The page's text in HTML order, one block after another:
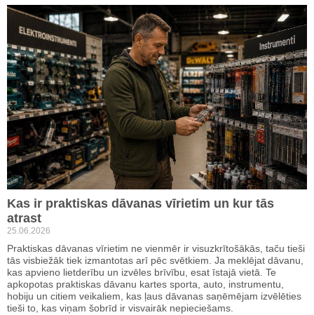
Kas ir praktiskas dāvanas vīrietim un kur tās
atrast
25.06.2026
Praktiskas dāvanas vīrietim ne vienmēr ir visuzkrītošākās, taču tieši
tās visbiežāk tiek izmantotas arī pēc svētkiem. Ja meklējat dāvanu,
kas apvieno lietderību un izvēles brīvību, esat īstajā vietā. Te
apkopotas praktiskas dāvanu kartes sporta, auto, instrumentu,
hobiju un citiem veikaliem, kas ļaus dāvanas saņēmējam izvēlēties
tieši to, kas viņam šobrīd ir visvairāk nepieciešams.